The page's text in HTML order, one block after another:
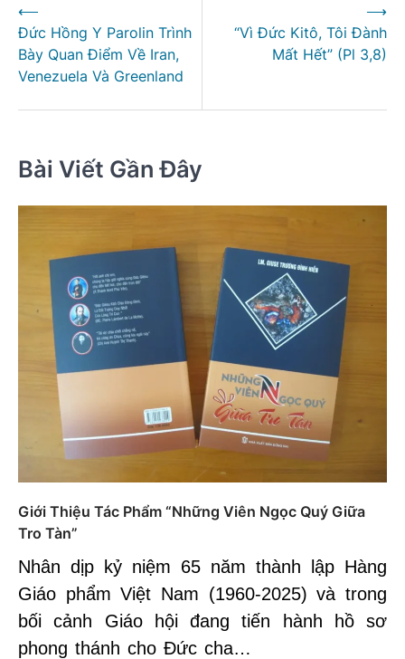
hướng
bài
viết
⟵
Đức Hồng Y Parolin Trình
Bày Quan Điểm Về Iran,
Venezuela Và Greenland
“Vì Đức Kitô, Tôi Đành
Mất Hết” (Pl 3,8)
⟶
Bài Viết Gần Đây
Giới Thiệu Tác Phẩm “Những Viên Ngọc Quý Giữa
Tro Tàn”
Nhân dịp kỷ niệm 65 năm thành lập Hàng
Giáo phẩm Việt Nam (1960-2025) và trong
bối cảnh Giáo hội đang tiến hành hồ sơ
phong thánh cho Đức cha…